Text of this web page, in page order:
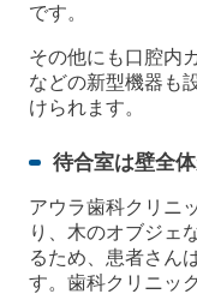
です。
その他にも口腔内
などの新型機器も
けられます。
待合室は壁全
アウラ歯科クリニ
り、木のオブジェ
るため、患者さん
す。歯科クリニッ